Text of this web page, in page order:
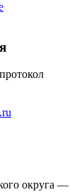
округа —